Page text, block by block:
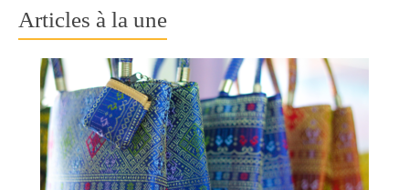
Articles à la une